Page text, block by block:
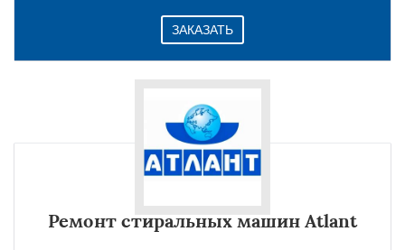
ЗАКАЗАТЬ
Ремонт стиральных машин Atlant